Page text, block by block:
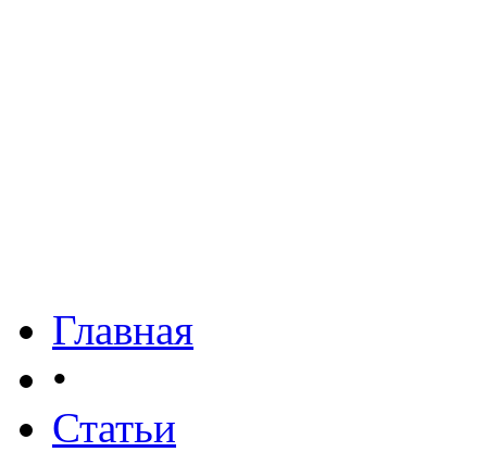
Главная
•
Статьи